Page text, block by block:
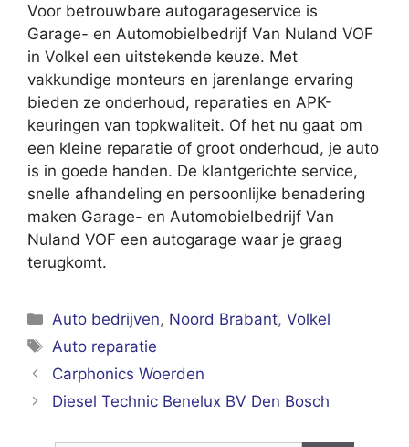
Voor betrouwbare autogarageservice is
Garage- en Automobielbedrijf Van Nuland VOF
in Volkel een uitstekende keuze. Met
vakkundige monteurs en jarenlange ervaring
bieden ze onderhoud, reparaties en APK-
keuringen van topkwaliteit. Of het nu gaat om
een kleine reparatie of groot onderhoud, je auto
is in goede handen. De klantgerichte service,
snelle afhandeling en persoonlijke benadering
maken Garage- en Automobielbedrijf Van
Nuland VOF een autogarage waar je graag
terugkomt.
Categorieën
Auto bedrijven, Noord Brabant,Volkel
Tags
Auto reparatie
Carphonics Woerden
Diesel Technic Benelux BV Den Bosch